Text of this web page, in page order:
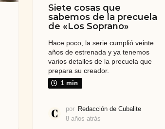
Siete cosas que
sabemos de la precuela
de «Los Soprano»
Hace poco, la serie cumplió veinte
años de estrenada y ya tenemos
varios detalles de la precuela que
prepara su creador.
1 min
por Redacción de Cubalite
8 años atrás